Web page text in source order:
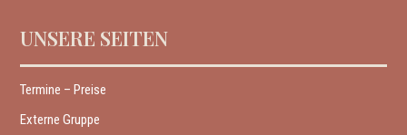
UNSERE SEITEN
Termine – Preise
Externe Gruppe